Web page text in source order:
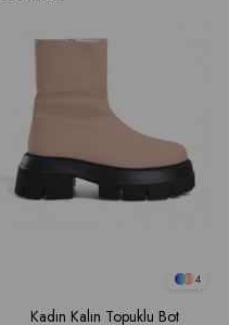
4
Kadın Kalın Topuklu Bot